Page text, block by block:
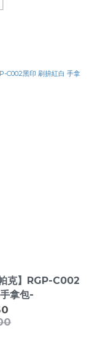
克】RGP-C002
拿包-